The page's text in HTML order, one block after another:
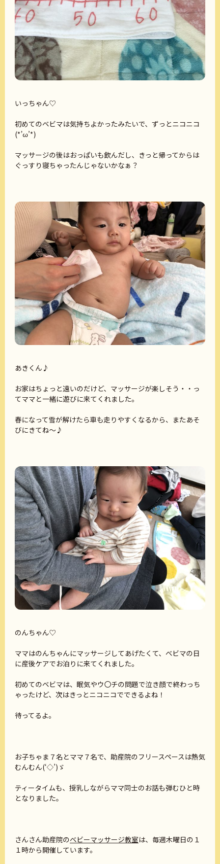
いっちゃん♡
初めてのベビマは気持ちよかったみたいで、ずっとニコニコ
(*’ω’*)
マッサージの後はおっぱいも飲んだし、きっと帰ってからは
ぐっすり寝ちゃったんじゃないかなぁ？
あきくん♪
お家はちょっと遠いのだけど、マッサージが楽しそう・・っ
てママと一緒に遊びに来てくれました。
春になって雪が解けたら車も走りやすくなるから、またあそ
びにきてね～♪
のんちゃん♡
ママはのんちゃんにマッサージしてあげたくて、ベビマの日
に産後ケアでお泊りに来てくれました。
初めてのベビマは、眠気やウ〇チの問題で泣き顔で終わっち
ゃったけど、次はきっとニコニコでできるよね！
待ってるよ。
お子ちゃま７名とママ７名で、助産院のフリースペースは熱気
むんむん(‘◇’)ゞ
ティータイムも、授乳しながらママ同士のお話も弾むひと時
となりました。
さんさん助産院のベビーマッサージ教室は、毎週木曜日の１
１時から開催しています。